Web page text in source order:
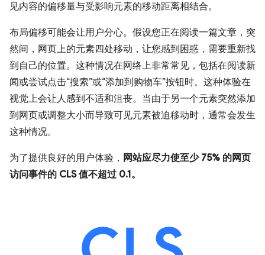
见内容的偏移量与受影响元素的移动距离相结合。
布局偏移可能会让用户分心。假设您正在阅读一篇文章，突
然间，网页上的元素四处移动，让您感到困惑，需要重新找
到自己的位置。这种情况在网络上非常常见，包括在阅读新
闻或尝试点击“搜索”或“添加到购物车”按钮时。这种体验在
视觉上会让人感到不适和沮丧。当由于另一个元素突然添加
到网页或调整大小而导致可见元素被迫移动时，通常会发生
这种情况。
为了提供良好的用户体验， 网站应尽力使至少 75% 的网页
访问事件的 CLS 值不超过 0.1。